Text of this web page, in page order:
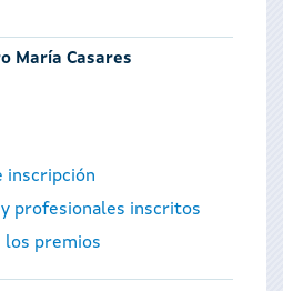
María Casares
inscripción
profesionales inscritos
los premios